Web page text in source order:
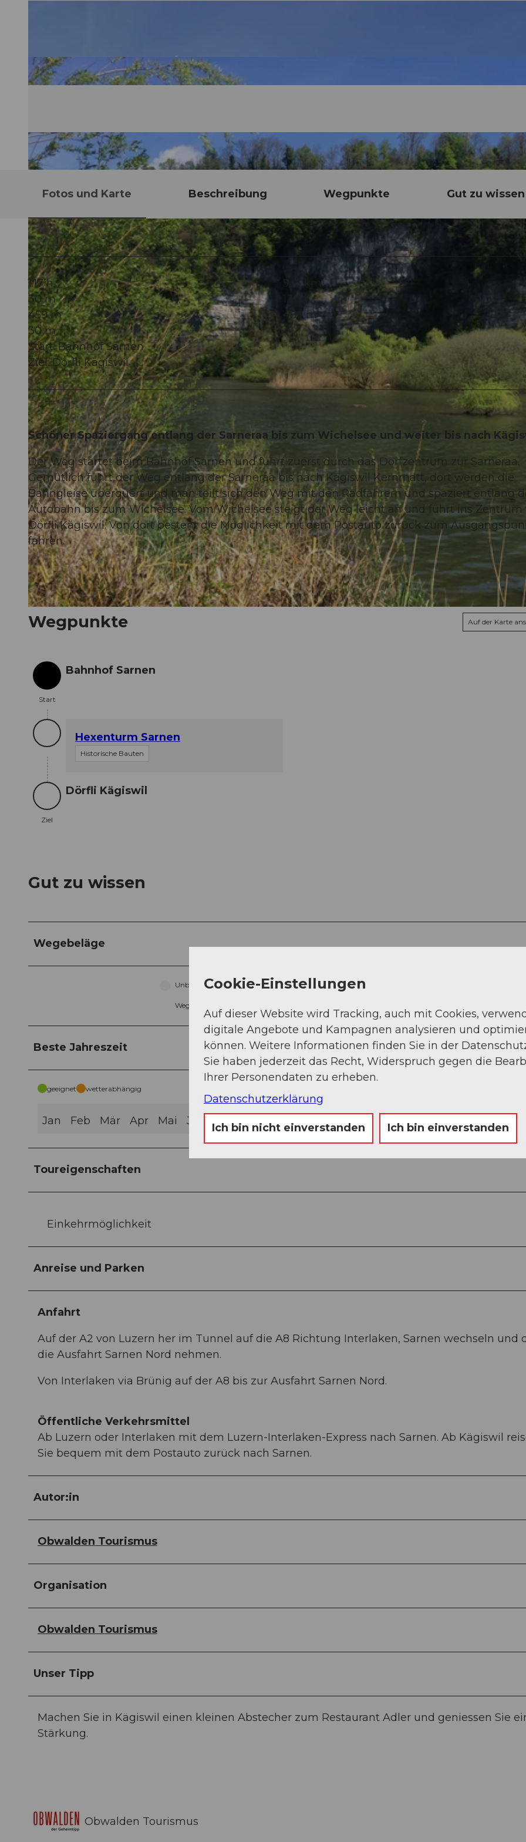
© Obwalden Tourismus, Obwalden Tourismus
Fotos und Karte Beschreibung Wegpunkte Gut zu wissen
1:17 h
30 m
459 m
489 m
30 m
Start: Bahnhof Sarnen
Ziel: Dörfli Kägiswil
Schöner Spaziergang entlang der Sarneraa bis zum Wichelsee und weiter bis nach
Der Weg startet beim Bahnhof Sarnen und führt zuerst durch das Dorfzentrum zur Sarneraa.
Gemütlich führt der Weg entlang der Sarneraa bis nach Kägiswil Kernmatt, dort werden die
Bahngleise überquert und man teilt sich den Weg mit den Radfahrern und spaziert entlang
Autobahn bis zum Wichelsee. Vom Wichelsee steigt der Weg leicht an und führt ins Zentrum
Dörfli Kägiswil. Von dort besteht die Möglichkeit mit dem Postauto zurück zum
fahren.
Wegpunkte Auf der Karte
Start
Start
Bahnhof Sarnen
Hexenturm Sarnen
Historische Bauten
Ziel
Ziel
Dörfli Kägiswil
Gut zu wissen
Wegebeläge
Unbekannt (1%) Strasse (69%)
Weg (30%)
Beste Jahreszeit
geeignet wetterabhängig
Jan Feb Mär Apr Mai Jun Jul Aug Nov
Toureigenschaften
Einkehrmöglichkeit
Anreise und Parken
Anfahrt
Auf der A2 von Luzern her im Tunnel auf die A8 Richtung Interlaken, Sarnen wechseln und
die Ausfahrt Sarnen Nord nehmen.
Von Interlaken via Brünig auf der A8 bis zur Ausfahrt Sarnen Nord.
Öffentliche Verkehrsmittel
Ab Luzern oder Interlaken mit dem Luzern-Interlaken-Express nach Sarnen. Ab Kägiswil
Sie bequem mit dem Postauto zurück nach Sarnen.
Autor:in
Obwalden Tourismus
Organisation
Obwalden Tourismus
Unser Tipp
Machen Sie in Kägiswil einen kleinen Abstecher zum Restaurant Adler und geniessen Sie
Stärkung.
Obwalden Tourismus
Cookie-Einstellungen
Auf dieser Website wird Tracking, auch mit Cookies,
digitale Angebote und Kampagnen analysieren und
können. Weitere Informationen finden Sie in der
Sie haben jederzeit das Recht, Widerspruch gegen die
Ihrer Personendaten zu erheben.
Datenschutzerklärung
Ich bin nicht einverstanden Ich bin einverstanden